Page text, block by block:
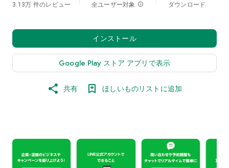
3.13万 件のレビュー 全ユーザー対象 info ダウンロード
インストール
Google Play ストア アプリで表示
共有 ほしいものリストに追加